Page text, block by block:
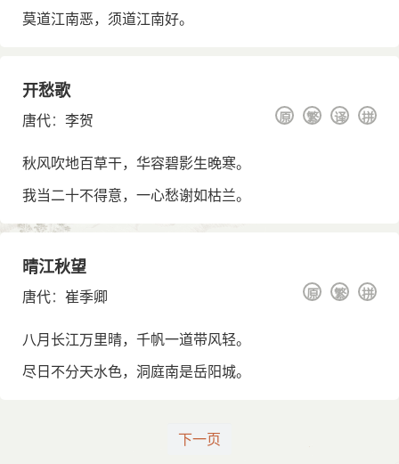
莫道江南恶，须道江南好。
开愁歌
唐代： 李贺 拼
译
繁
原
秋风吹地百草干，华容碧影生晚寒。
我当二十不得意，一心愁谢如枯兰。
晴江秋望
唐代： 崔季卿 拼
繁
原
八月长江万里晴，千帆一道带风轻。
尽日不分天水色，洞庭南是岳阳城。
下一页